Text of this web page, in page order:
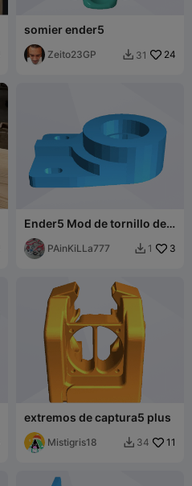
somier ender5
Zeito23GP  31 24
Ender5 Mod de tornillo de
plomo
PAinKiLLa777  1 3
extremos de captura5 plus
Mistigris18  34 11